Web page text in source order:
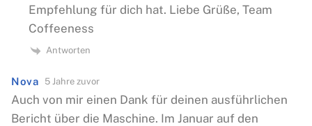
Empfehlung für dich hat. Liebe Grüße, Team
Coffeeness
Antworten
Nova 5 Jahre zuvor
Auch von mir einen Dank für deinen ausführlichen
Bericht über die Maschine. Im Januar auf den